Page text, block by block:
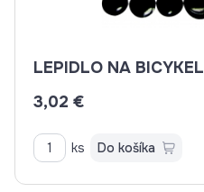
LEPIDLO NA
3,02 €
ks Do košíka